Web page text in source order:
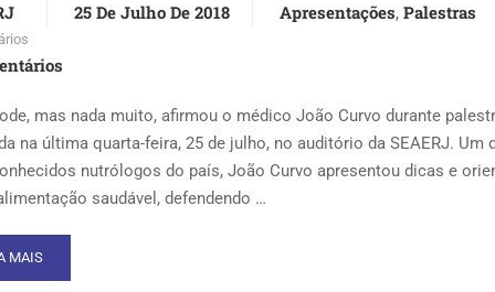
25 De Julho De 2018 Apresentações, Palestras
mas nada muito, afirmou o médico João Curvo durante
na última quarta-feira, 25 de julho, no auditório da SEAERJ. Um
nutrólogos do país, João Curvo apresentou dicas e
saudável, defendendo …
MAIS